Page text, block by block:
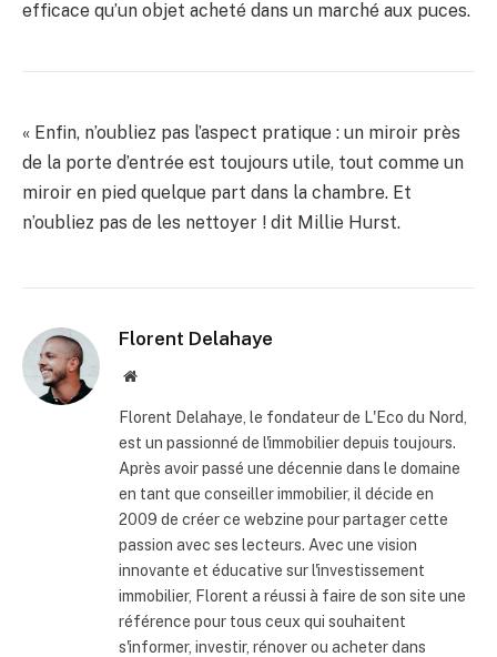
efficace qu’un objet acheté dans un marché aux puces.
« Enfin, n’oubliez pas l’aspect pratique : un miroir près
de la porte d’entrée est toujours utile, tout comme un
miroir en pied quelque part dans la chambre. Et
n’oubliez pas de les nettoyer ! dit Millie Hurst.
Florent Delahaye
Site
Florent Delahaye, le fondateur de L'Eco du Nord,
est un passionné de l'immobilier depuis toujours.
Après avoir passé une décennie dans le domaine
en tant que conseiller immobilier, il décide en
2009 de créer ce webzine pour partager cette
passion avec ses lecteurs. Avec une vision
innovante et éducative sur l'investissement
immobilier, Florent a réussi à faire de son site une
référence pour tous ceux qui souhaitent
s'informer, investir, rénover ou acheter dans